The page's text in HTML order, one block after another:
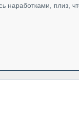
наработками, плиз,